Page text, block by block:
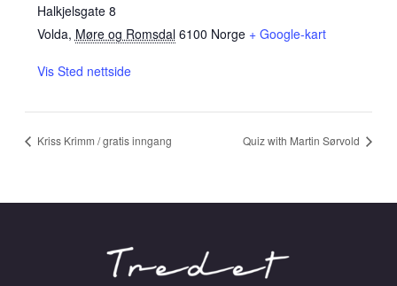
Halkjelsgate 8
Volda, Møre og Romsdal 6100 Norge + Google-kart
Vis Sted nettside
Kriss Krimm / gratis inngang Quiz with Martin Sørvold